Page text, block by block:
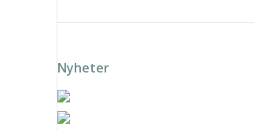
Nyheter